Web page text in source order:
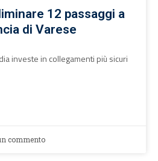
12 passaggi a
di Varese
investe in collegamenti più sicuri
commento